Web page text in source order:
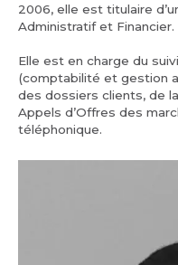
2006, elle est titulaire
Administratif et Financier.
Elle est en charge du
(comptabilité et gestion
des dossiers clients, de
Appels d’Offres des
téléphonique.